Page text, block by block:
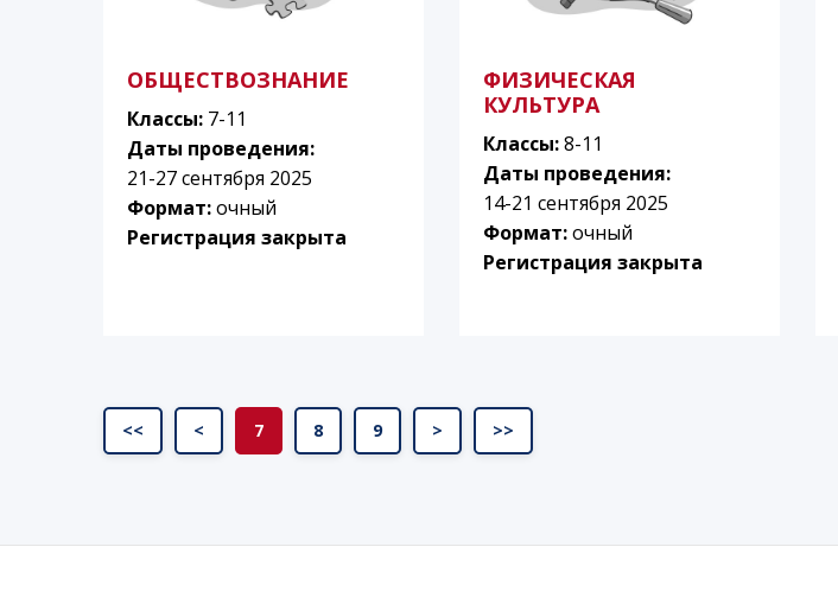
ОБЩЕСТВОЗНАНИЕ
Классы: 7-11
Даты проведения:
21-27 сентября 2025
Формат:очный
Регистрация закрыта
ФИЗИЧЕСКАЯ
КУЛЬТУРА
Классы:8-11
Даты проведения:
14-21 сентября 2025
Формат:очный
Регистрация закрыта
<< < 7 8 9 > >>